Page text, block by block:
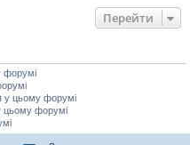
Перейти
форумі
у цьому форумі
цьому форумі